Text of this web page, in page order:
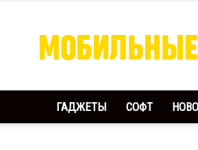
ГАДЖЕТЫ СОФТ